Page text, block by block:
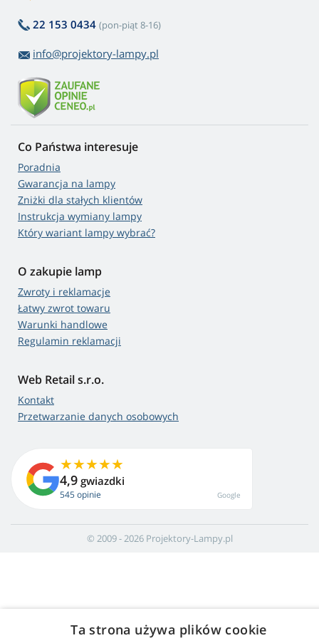
22 153 0434 (pon-piąt 8-16)
info@projektory-lampy.pl
Co Państwa interesuje
Poradnia
Gwarancja na lampy
Zniżki dla stałych klientów
Instrukcja wymiany lampy
Który wariant lampy wybrać?
O zakupie lamp
Zwroty i reklamacje
Łatwy zwrot towaru
Warunki handlowe
Regulamin reklamacji
Web Retail s.r.o.
Kontakt
Przetwarzanie danych osobowych
4,9 gwiazdki
545 opinie Google
© 2009 - 2026 Projektory-Lampy.pl
Ta strona używa plików cookie